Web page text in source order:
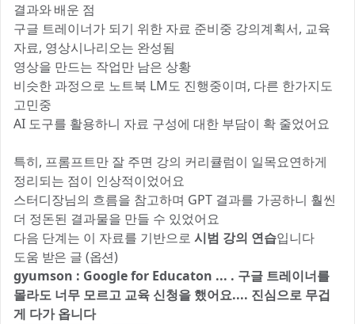
결과와 배운 점
구글 트레이너가 되기 위한 자료 준비중 강의계획서, 교육
자료, 영상시나리오는 완성됨
영상을 만드는 작업만 남은 상황
비슷한 과정으로 노트북 LM도 진행중이며, 다른 한가지도
고민중
AI 도구를 활용하니 자료 구성에 대한 부담이 확 줄었어요
특히, 프롬프트만 잘 주면 강의 커리큘럼이 일목요연하게
정리되는 점이 인상적이었어요
스터디장님의 흐름을 참고하며 GPT 결과를 가공하니 훨씬
더 정돈된 결과물을 만들 수 있었어요
다음 단계는 이 자료를 기반으로 시범 강의 연습입니다
도움 받은 글 (옵션)
gyumson : Google for Educaton ... . 구글 트레이너를
몰라도 너무 모르고 교육 신청을 했어요.... 진심으로 무겁
게 다가 옵니다